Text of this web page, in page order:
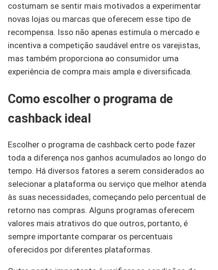
costumam se sentir mais motivados a experimentar
novas lojas ou marcas que oferecem esse tipo de
recompensa. Isso não apenas estimula o mercado e
incentiva a competição saudável entre os varejistas,
mas também proporciona ao consumidor uma
experiência de compra mais ampla e diversificada.
Como escolher o programa de
cashback ideal
Escolher o programa de cashback certo pode fazer
toda a diferença nos ganhos acumulados ao longo do
tempo. Há diversos fatores a serem considerados ao
selecionar a plataforma ou serviço que melhor atenda
às suas necessidades, começando pelo percentual de
retorno nas compras. Alguns programas oferecem
valores mais atrativos do que outros, portanto, é
sempre importante comparar os percentuais
oferecidos por diferentes plataformas.